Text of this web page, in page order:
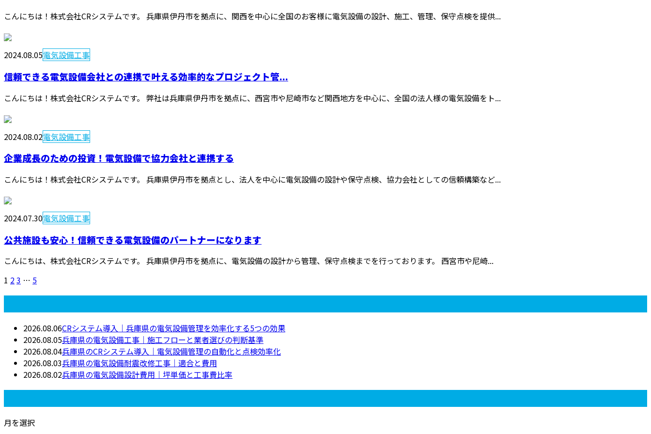
こんにちは！株式会社CRシステムです。 兵庫県伊丹市を拠点に、関西を中心に全国のお客様に電気設備の設計、施工、管理、保守点検を提供...
2024.08.05電気設備工事
信頼できる電気設備会社との連携で叶える効率的なプロジェクト管...
こんにちは！株式会社CRシステムです。 弊社は兵庫県伊丹市を拠点に、西宮市や尼崎市など関西地方を中心に、全国の法人様の電気設備をト...
2024.08.02電気設備工事
企業成長のための投資！電気設備で協力会社と連携する
こんにちは！株式会社CRシステムです。 兵庫県伊丹市を拠点とし、法人を中心に電気設備の設計や保守点検、協力会社としての信頼構築など...
2024.07.30電気設備工事
公共施設も安心！信頼できる電気設備のパートナーになります
こんにちは、株式会社CRシステムです。 兵庫県伊丹市を拠点に、電気設備の設計から管理、保守点検までを行っております。 西宮市や尼崎...
1 23 … 5
2026.08.06CRシステム導入｜兵庫県の電気設備管理を効率化する5つの効果
2026.08.05兵庫県の電気設備工事｜施工フローと業者選びの判断基準
2026.08.04兵庫県のCRシステム導入｜電気設備管理の自動化と点検効率化
2026.08.03兵庫県の電気設備耐震改修工事｜適合と費用
2026.08.02兵庫県の電気設備設計費用｜坪単価と工事費比率
月を選択